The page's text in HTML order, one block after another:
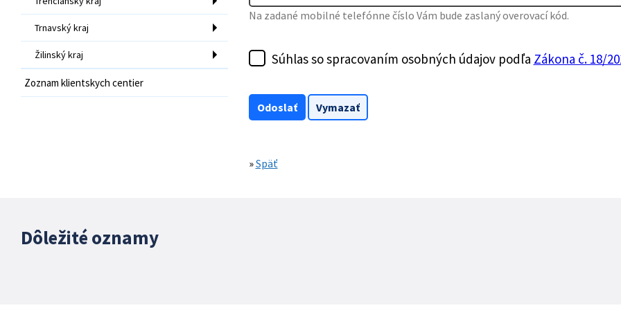
Trnavský kraj
Žilinský kraj
Zoznam klientskych centier
Na zadané mobilné telefónne číslo Vám bude zaslaný overovací kód.
Súhlas so spracovaním osobných údajov podľa Zákona č. 18/
»Späť
Dôležité oznamy